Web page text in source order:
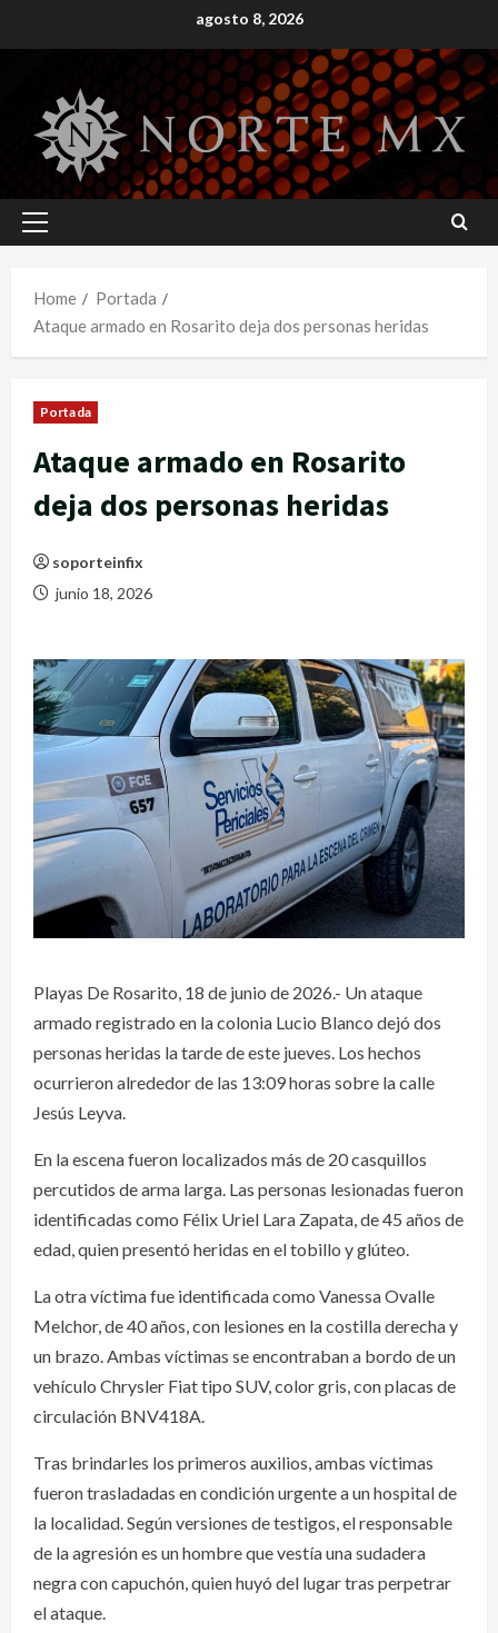
to
agosto 8, 2026
Primary
Home
Portada
Ataque armado en Rosarito deja dos personas heridas
Portada
Ataque armado en Rosarito
deja dos personas heridas
soporteinfix
junio 18, 2026
Playas De Rosarito, 18 de junio de 2026.- Un ataque
armado registrado en la colonia Lucio Blanco dejó dos
personas heridas la tarde de este jueves. Los hechos
ocurrieron alrededor de las 13:09 horas sobre la calle
Jesús Leyva.
En la escena fueron localizados más de 20 casquillos
percutidos de arma larga. Las personas lesionadas fueron
identificadas como Félix Uriel Lara Zapata, de 45 años de
edad, quien presentó heridas en el tobillo y glúteo.
La otra víctima fue identificada como Vanessa Ovalle
Melchor, de 40 años, con lesiones en la costilla derecha y
un brazo. Ambas víctimas se encontraban a bordo de un
vehículo Chrysler Fiat tipo SUV, color gris, con placas de
circulación BNV418A.
Tras brindarles los primeros auxilios, ambas víctimas
fueron trasladadas en condición urgente a un hospital de
la localidad. Según versiones de testigos, el responsable
de la agresión es un hombre que vestía una sudadera
negra con capuchón, quien huyó del lugar tras perpetrar
el ataque.